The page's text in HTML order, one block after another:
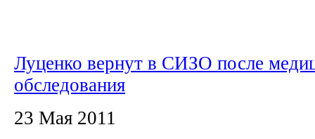
Луценко вернут в СИЗО после
обследования
23 Мая 2011